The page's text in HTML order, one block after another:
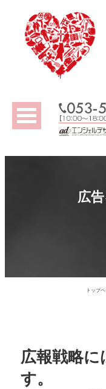
広
トップ
広報戦略に
す。